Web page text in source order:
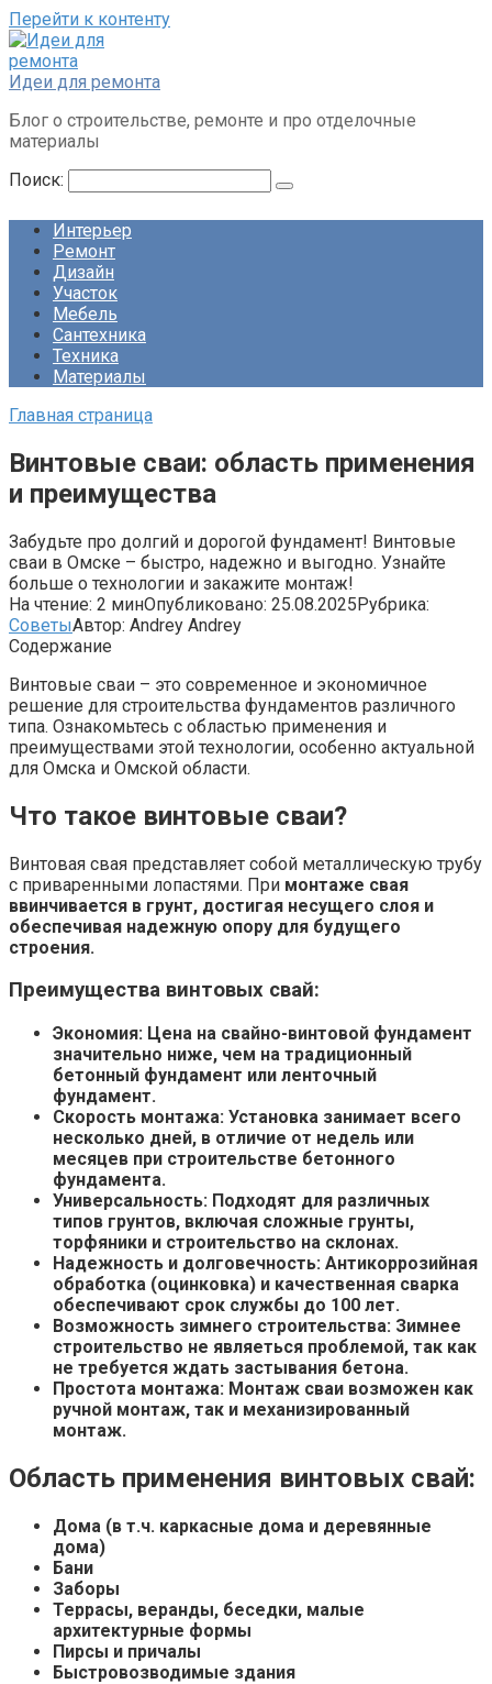
Перейти к контенту
Идеи для ремонта
Блог о строительстве, ремонте и про отделочные
материалы
Поиск:
Интерьер
Ремонт
Дизайн
Участок
Мебель
Сантехника
Техника
Материалы
Главная страница
Винтовые сваи: область применения
и преимущества
Забудьте про долгий и дорогой фундамент! Винтовые
сваи в Омске – быстро, надежно и выгодно. Узнайте
больше о технологии и закажите монтаж!
На чтение: 2 минОпубликовано: 25.08.2025Рубрика:
СоветыАвтор: Andrey Andrey
Содержание
Винтовые сваи – это современное и экономичное
решение для строительства фундаментов различного
типа. Ознакомьтесь с областью применения и
преимуществами этой технологии, особенно актуальной
для Омска и Омской области.
Что такое винтовые сваи?
Винтовая свая представляет собой металлическую трубу
с приваренными лопастями. При монтаже свая
ввинчивается в грунт, достигая несущего слоя и
обеспечивая надежную опору для будущего
строения.
Преимущества винтовых свай:
Экономия: Цена на свайно-винтовой фундамент
значительно ниже, чем на традиционный
бетонный фундамент или ленточный
фундамент.
Скорость монтажа: Установка занимает всего
несколько дней, в отличие от недель или
месяцев при строительстве бетонного
фундамента.
Универсальность: Подходят для различных
типов грунтов, включая сложные грунты,
торфяники и строительство на склонах.
Надежность и долговечность: Антикоррозийная
обработка (оцинковка) и качественная сварка
обеспечивают срок службы до 100 лет.
Возможность зимнего строительства: Зимнее
строительство не являеться проблемой, так как
не требуется ждать застывания бетона.
Простота монтажа: Монтаж сваи возможен как
ручной монтаж, так и механизированный
монтаж.
Область применения винтовых свай:
Дома (в т.ч. каркасные дома и деревянные
дома)
Бани
Заборы
Террасы, веранды, беседки, малые
архитектурные формы
Пирсы и причалы
Быстровозводимые здания